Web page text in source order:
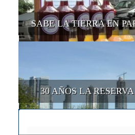
SABE LA TIERRA EN
30 AÑOS LA